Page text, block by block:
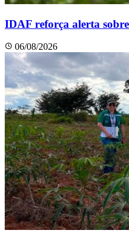
IDAF reforça alerta
06/08/2026